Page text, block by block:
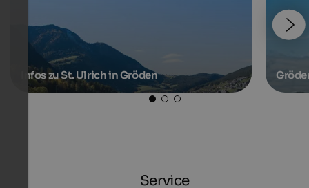
Infos zu St. Ulrich in Gröden
Service